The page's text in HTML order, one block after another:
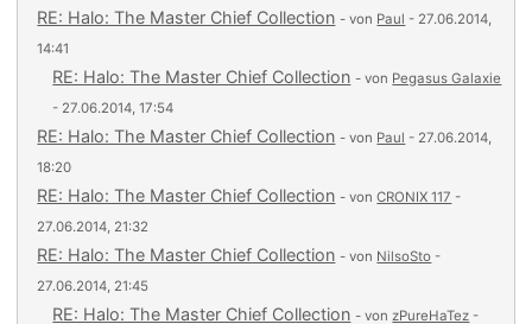
RE: Halo: The Master Chief Collection - von Paul - 27.06.2014,
14:41
RE: Halo: The Master Chief Collection - von Pegasus Galaxie
- 27.06.2014, 17:54
RE: Halo: The Master Chief Collection - von Paul - 27.06.2014,
18:20
RE: Halo: The Master Chief Collection - vonCRONIX 117 -
27.06.2014, 21:32
RE: Halo: The Master Chief Collection - von NilsoSto -
27.06.2014, 21:45
RE: Halo: The Master Chief Collection - vonzPureHaTez -